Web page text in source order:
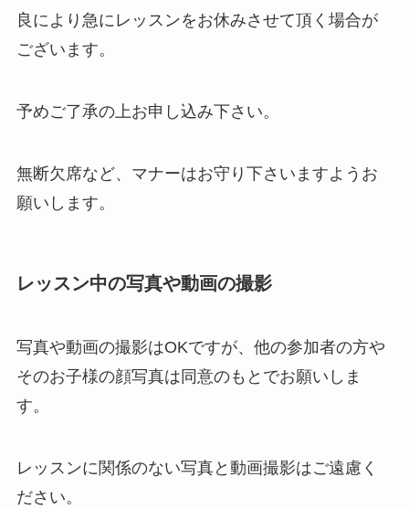
良により急にレッスンをお休みさせて頂く場合が
ございます。
予めご了承の上お申し込み下さい。
無断欠席など、マナーはお守り下さいますようお
願いします。
レッスン中の写真や動画の撮影
写真や動画の撮影はOKですが、他の参加者の方や
そのお子様の顔写真は同意のもとでお願いしま
す。
レッスンに関係のない写真と動画撮影はご遠慮く
ださい。